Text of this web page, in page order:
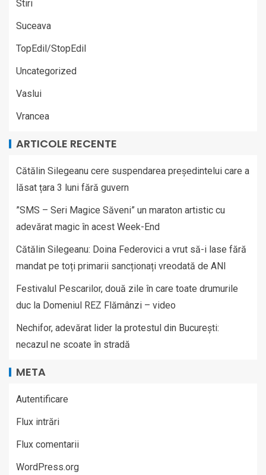
Stiri
Suceava
TopEdil/StopEdil
Uncategorized
Vaslui
Vrancea
ARTICOLE RECENTE
Cătălin Silegeanu cere suspendarea președintelui care a
lăsat țara 3 luni fără guvern
”SMS – Seri Magice Săveni” un maraton artistic cu
adevărat magic în acest Week-End
Cătălin Silegeanu: Doina Federovici a vrut să-i lase fără
mandat pe toți primarii sancționați vreodată de ANI
Festivalul Pescarilor, două zile în care toate drumurile
duc la Domeniul REZ Flămânzi – video
Nechifor, adevărat lider la protestul din București:
necazul ne scoate în stradă
META
Autentificare
Flux intrări
Flux comentarii
WordPress.org